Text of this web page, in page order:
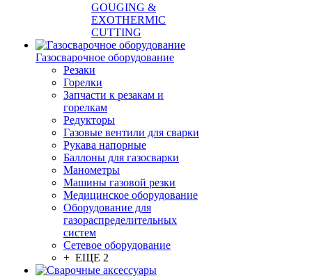
GOUGING &
EXOTHERMIC
CUTTING
Газосварочное оборудование
Резаки
Горелки
Запчасти к резакам и
горелкам
Редукторы
Газовые вентили для сварки
Рукава напорные
Баллоны для газосварки
Манометры
Машины газовой резки
Медицинское оборудование
Оборудование для
газораспределительных
систем
Сетевое оборудование
+ ЕЩЕ 2